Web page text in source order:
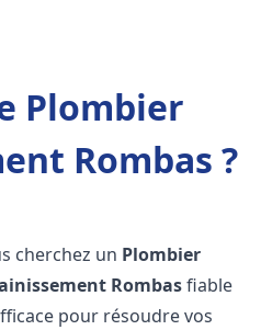
Plombier
Rombas ?
cherchez un Plombier
Rombasfiable
pour résoudre vos